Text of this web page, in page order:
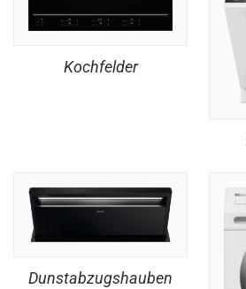
Kochfelder
Dunstabzugshauben